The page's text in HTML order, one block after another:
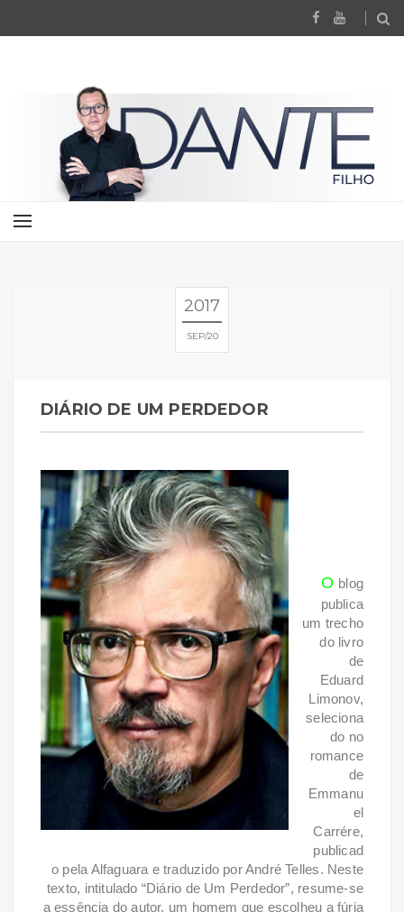
2017
SEP 20
DIÁRIO DE UM PERDEDOR
O blog
publica
um trecho
do livro
de
Eduard
Limonov,
seleciona
do no
romance
de
Emmanu
el
Carrére,
publicad
o pela Alfaguara e traduzido por André Telles. Neste
texto, intitulado “Diário de Um Perdedor”, resume-se
a essência do autor, um homem que escolheu a fúria